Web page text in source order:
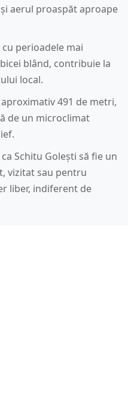
aerul proaspăt aproape
perioadele mai
blând, contribuie la
local.
491 de metri,
de un microclimat
Schitu Golești să fie un
vizitat sau pentru
liber, indiferent de